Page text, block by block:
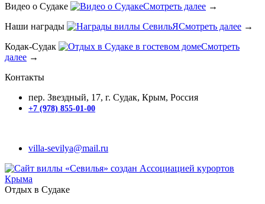
Видео о Судаке
Смотреть далее →
Наши награды
Смотреть далее →
Кодак-Судак
Смотреть
далее →
Контакты
пер. Звездный, 17, г. Судак, Крым, Россия
+7 (978) 855-01-00
villa-sevilya@mail.ru
Отдых в Судаке